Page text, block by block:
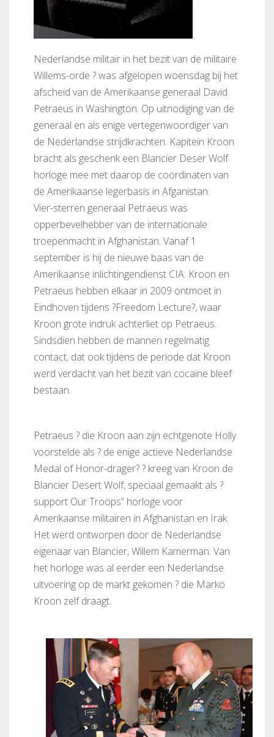
Nederlandse militair in het bezit van de militaire
Willems-orde ? was afgelopen woensdag bij het
afscheid van de Amerikaanse generaal David
Petraeus in Washington. Op uitnodiging van de
generaal en als enige vertegenwoordiger van
de Nederlandse strijdkrachten. Kapitein Kroon
bracht als geschenk een Blancier Deser Wolf
horloge mee met daarop de coördinaten van
de Amerikaanse legerbasis in Afganistan.
Vier-sterren generaal Petraeus was
opperbevelhebber van de internationale
troepenmacht in Afghanistan. Vanaf 1
september is hij de nieuwe baas van de
Amerikaanse inlichtingendienst CIA. Kroon en
Petraeus hebben elkaar in 2009 ontmoet in
Eindhoven tijdens ?Freedom Lecture?, waar
Kroon grote indruk achterliet op Petraeus.
Sindsdien hebben de mannen regelmatig
contact, dat ook tijdens de periode dat Kroon
werd verdacht van het bezit van cocaïne bleef
bestaan.
Petraeus ? die Kroon aan zijn echtgenote Holly
voorstelde als ? de enige actieve Nederlandse
Medal of Honor-drager? ? kreeg van Kroon de
Blancier Desert Wolf, speciaal gemaakt als ?
support Our Troops” horloge voor
Amerikaanse militairen in Afghanistan en Irak.
Het werd ontworpen door de Nederlandse
eigenaar van Blancier, Willem Kamerman. Van
het horloge was al eerder een Nederlandse
uitvoering op de markt gekomen ? die Marko
Kroon zelf draagt.